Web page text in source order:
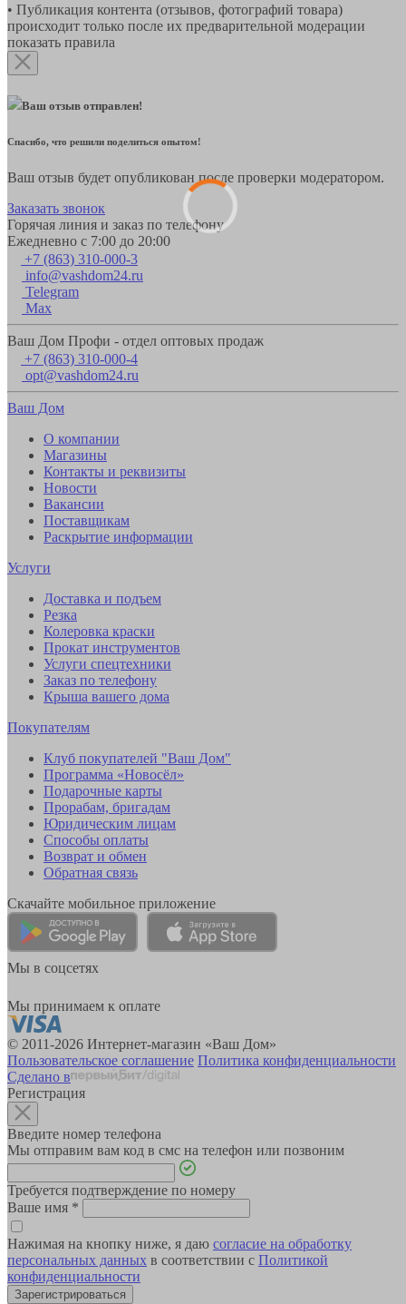
• Публикация контента (отзывов, фотографий товара)
происходит только после их предварительной модерации
показать правила
Ваш отзыв отправлен!
Спасибо, что решили поделиться опытом!
Ваш отзыв будет опубликован после проверки модератором.
Заказать звонок
Горячая линия и заказ по телефону
Ежедневно с 7:00 до 20:00
+7 (863) 310-000-3
info@vashdom24.ru
Telegram
Max
Ваш Дом Профи - отдел оптовых продаж
+7 (863) 310-000-4
opt@vashdom24.ru
Ваш Дом
О компании
Магазины
Контакты и реквизиты
Новости
Вакансии
Поставщикам
Раскрытие информации
Услуги
Доставка и подъем
Резка
Колеровка краски
Прокат инструментов
Услуги спецтехники
Заказ по телефону
Крыша вашего дома
Покупателям
Клуб покупателей "Ваш Дом"
Программа «Новосёл»
Подарочные карты
Прорабам, бригадам
Юридическим лицам
Способы оплаты
Возврат и обмен
Обратная связь
Скачайте мобильное приложение
Мы в соцсетях
Мы принимаем к оплате
© 2011-2026 Интернет-магазин «Ваш Дом»
Пользовательское соглашение Политика конфиденциальности
Сделано в
Регистрация
Введите номер телефона
Мы отправим вам код в смс на телефон или позвоним
Требуется подтверждение по номеру
Ваше имя *
Нажимая на кнопку ниже, я даю согласие на обработку
персональных данных в соответствии с Политикой
конфиденциальности
Зарегистрироваться